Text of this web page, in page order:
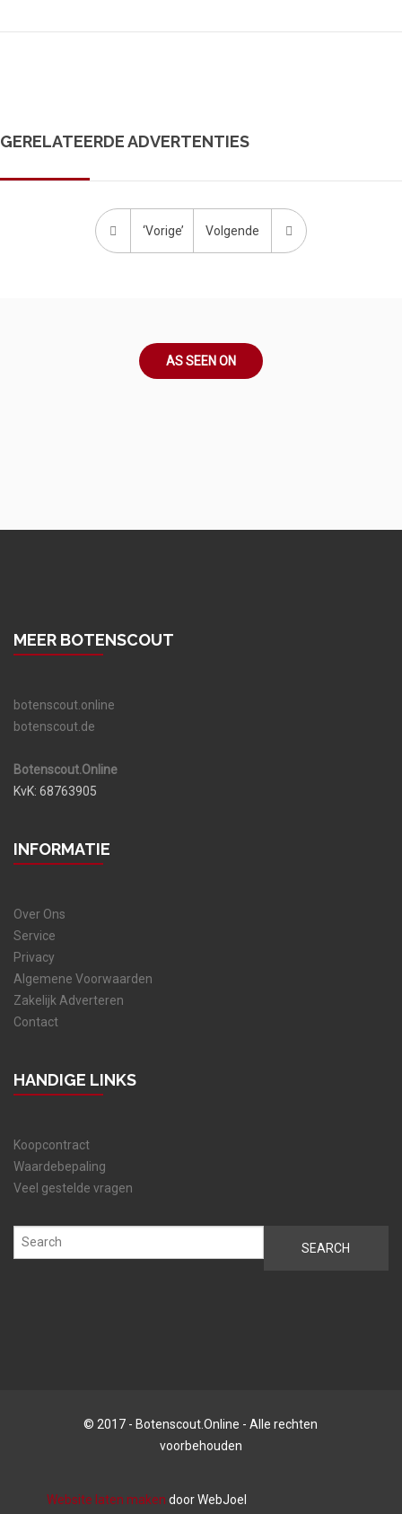
GERELATEERDE ADVERTENTIES
‘Vorige’ Volgende
AS SEEN ON
MEER BOTENSCOUT
botenscout.online
botenscout.de
Botenscout.Online
KvK: 68763905
INFORMATIE
Over Ons
Service
Privacy
Algemene Voorwaarden
Zakelijk Adverteren
Contact
HANDIGE LINKS
Koopcontract
Waardebepaling
Veel gestelde vragen
© 2017 - Botenscout.Online - Alle rechten
voorbehouden
Website laten maken door WebJoel